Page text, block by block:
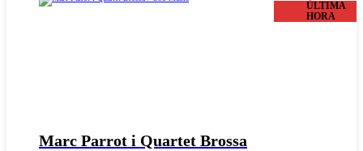
Marc Parrot i Quartet Brossa
ÚLTIMA
HORA